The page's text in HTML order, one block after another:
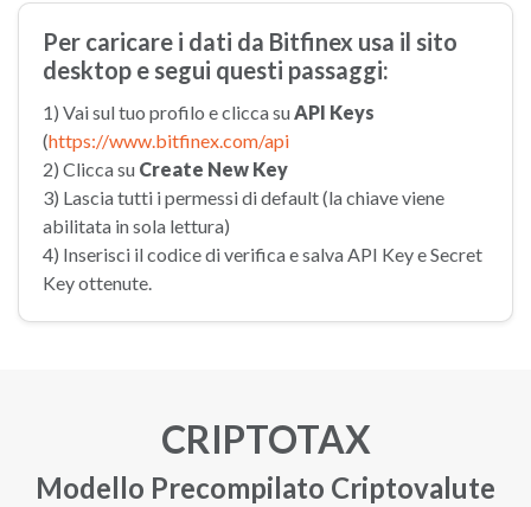
Per caricare i dati da Bitfinex usa il sito
desktop e segui questi passaggi:
1) Vai sul tuo profilo e clicca suAPI Keys
(https://www.bitfinex.com/api
2) Clicca su Create New Key
3) Lascia tutti i permessi di default (la chiave viene
abilitata in sola lettura)
4) Inserisci il codice di verifica e salva API Key e Secret
Key ottenute.
CRIPTOTAX
Modello Precompilato Criptovalute